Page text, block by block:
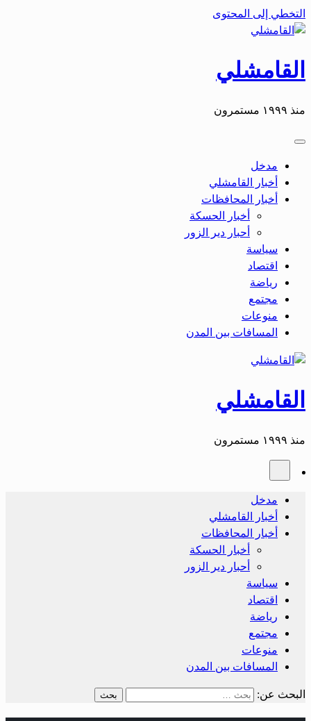
التخطي إلى المحتوى
القامشلي
منذ ١٩٩٩ مستمرون
مدخل
أخبار القامشلي
أخبار المحافظات
أخبار الحسكة
أحبار دير الزور
سياسة
اقتصاد
رياضة
مجتمع
منوعات
المسافات بين المدن
القامشلي
منذ ١٩٩٩ مستمرون
مدخل
أخبار القامشلي
أخبار المحافظات
أخبار الحسكة
أحبار دير الزور
سياسة
اقتصاد
رياضة
مجتمع
منوعات
المسافات بين المدن
البحث عن: